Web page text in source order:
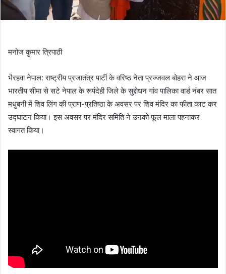
मनोज कुमार त्रिपाठी
भैरहवा नेपाल: राष्ट्रीय प्रजातंत्र पार्टी के वरिष्ठ नेता प्रज्जवल बोहरा ने आज
भारतीय सीमा से सटे नेपाल के रूपंदेही जिले के सुद्दोधन गांव पालिका वार्ड नंबर सात
मधुबनी में शिव लिंग की प्राण-प्रतिष्ठा के अवसर पर शिव मंदिर का फीता काट कर
उद्घाटन किया। इस अवसर पर मंदिर समिति ने उनको फूल माला पहनाकर
स्वागत किया।